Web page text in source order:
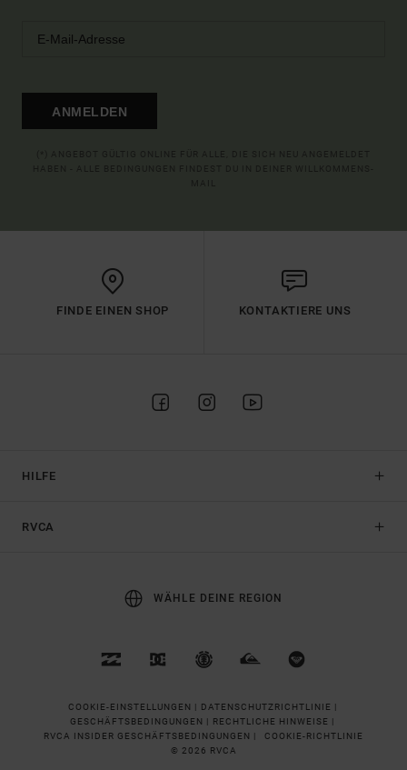
ANMELDEN
FINDE EINEN SHOP KONTAKTIERE UNS
HILFE
RVCA
WÄHLE DEINE REGION
COOKIE-EINSTELLUNGEN | DATENSCHUTZRICHTLINIE |
GESCHÄFTSBEDINGUNGEN | RECHTLICHE HINWEISE |
RVCA INSIDER GESCHÄFTSBEDINGUNGEN |
COOKIE-RICHTLINIE
© 2026 RVCA